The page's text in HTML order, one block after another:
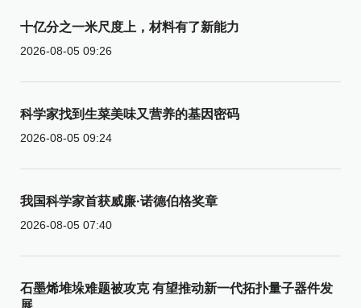
十亿分之一米尺度上，材料有了新能力
2026-08-05 09:26
科学家找到生菜美味又营养的基因密码
2026-08-05 09:24
我国科学家首获威廉·诺德伯格奖章
2026-08-05 07:40
石墨烯堆垛难题被攻克 有望推动新一代拓扑量子器件发
展